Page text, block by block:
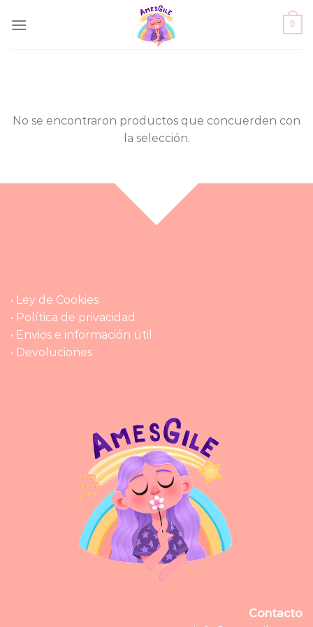
0
No se encontraron productos que concuerden con
la selección.
• Ley de Cookies
• Política de privacidad
• Envios e información útil
• Devoluciones
Contacto